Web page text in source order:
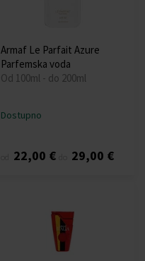
Armaf Le Parfait Azure
Parfemska voda
Od 100ml - do 200ml
Dostupno
22,00 € 29,00 €